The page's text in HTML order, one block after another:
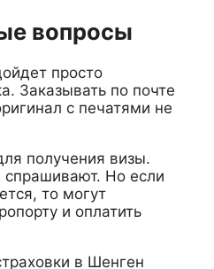
вопросы
просто
Заказывать по почте
с печатями не
получения визы.
спрашивают. Но если
то могут
и оплатить